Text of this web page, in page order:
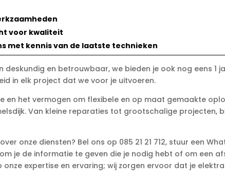
voor kwaliteit
met kennis van de laatste technieken
deskundig en betrouwbaar, we bieden je ook nog eens 1
in elk project dat we voor je uitvoeren.
en het vermogen om flexibele en op maat gemaakte
Van kleine reparaties tot grootschalige projecten,
onze diensten? Bel ons op 085 21 21 712, stuur een
je de informatie te geven die je nodig hebt of om een
onze expertise en ervaring; wij zorgen ervoor dat je